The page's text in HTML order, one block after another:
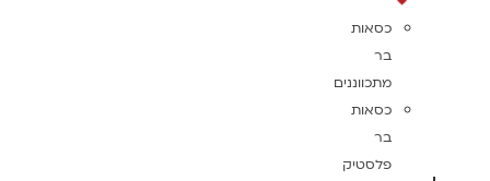
כסאות
בר
מתכווננים
כסאות
בר
פלסטיק